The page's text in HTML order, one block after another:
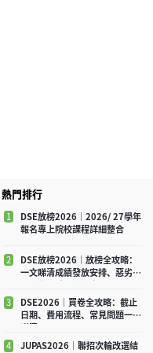
熱門排行
1
DSE放榜2026｜2026/ 27學年
報名專上院校課程詳細整合
2
DSE放榜2026｜放榜全攻略：
一文睇清成績發放安排、惡劣天
3
DSE2026｜買卷全攻略：截止
日期、費用流程、常見問題一文
4
JUPAS2026｜聯招次輪改選結